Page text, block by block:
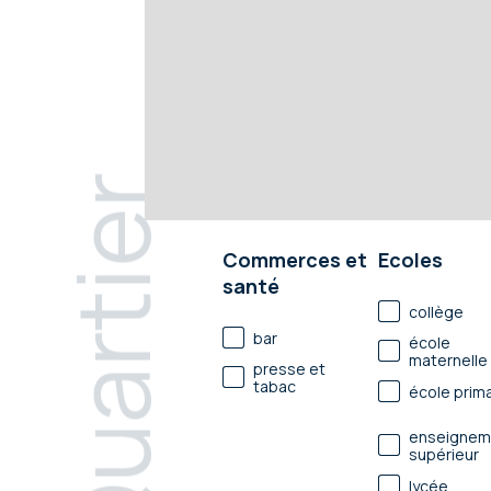
Quartier
Commerces et
santé
bar
presse et
tabac
Ecoles
collège
école
maternelle
école
supérieur
lycée